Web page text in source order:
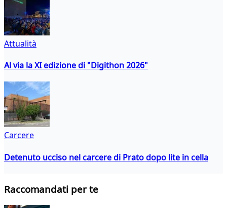
Attualità
Al via la XI edizione di "Digithon 2026"
Carcere
Detenuto ucciso nel carcere di Prato dopo lite in cella
Raccomandati per te